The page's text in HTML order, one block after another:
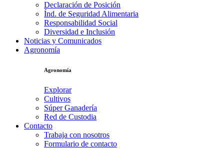
Declaración de Posición
Índ. de Seguridad Alimentaria
Responsabilidad Social
Diversidad e Inclusión
Noticias y Comunicados
Agronomía
Agronomía
Explorar
Cultivos
Súper Ganadería
Red de Custodia
Contacto
Trabaja con nosotros
Formulario de contacto